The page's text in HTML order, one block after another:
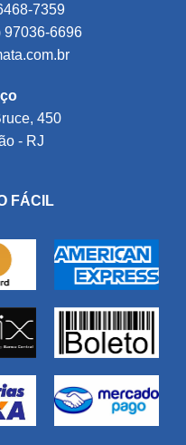
7359
97036-6696
450
- RJ
FÁCIL